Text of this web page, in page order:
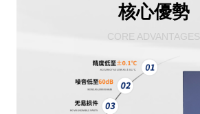
核心優勢
CORE ADVANTAGES